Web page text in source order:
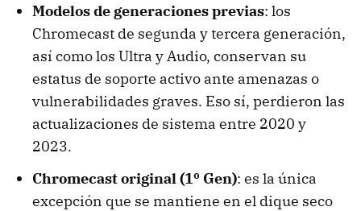
Modelos de generaciones previas: los
Chromecast de segunda y tercera generación,
así como los Ultra y Audio, conservan su
estatus de soporte activo ante amenazas o
vulnerabilidades graves. Eso sí, perdieron las
actualizaciones de sistema entre 2020 y
2023.
Chromecast original (1º Gen): es la única
excepción que se mantiene en el dique seco